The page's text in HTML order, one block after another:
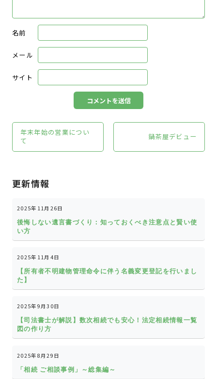
名前
メール
サイト
年末年始の営業につい
て
鍋茶屋デビュー
更新情報
2025年11月26日
後悔しない遺言書づくり：知っておくべき注意点と賢い使
い方
2025年11月4日
【所有者不明建物管理命令に伴う名義変更登記を行いまし
た】
2025年9月30日
【司法書士が解説】数次相続でも安心！法定相続情報一覧
図の作り方
2025年8月29日
「相続 ご相談事例」～総集編～